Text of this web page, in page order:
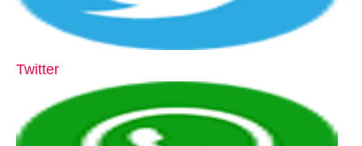
Twitter